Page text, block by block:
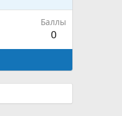
Баллы
0